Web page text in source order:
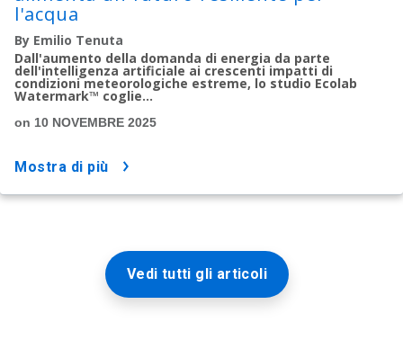
l'acqua
By Emilio Tenuta
Dall'aumento della domanda di energia da parte
dell'intelligenza artificiale ai crescenti impatti di
condizioni meteorologiche estreme, lo studio Ecolab
Watermark™ coglie...
on 10 NOVEMBRE 2025
mostra di più
Vedi tutti gli articoli